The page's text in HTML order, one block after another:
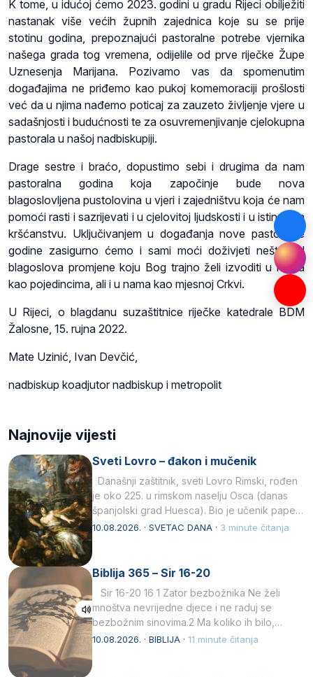
K tome, u idućoj ćemo 2023. godini u gradu Rijeci obilježiti
nastanak više većih župnih zajednica koje su se prije
stotinu godina, prepoznajući pastoralne potrebe vjernika
našega grada tog vremena, odijelile od prve riječke Župe
Uznesenja Marijana. Pozivamo vas da spomenutim
događajima ne priđemo kao pukoj komemoraciji prošlosti
već da u njima nađemo poticaj za zauzeto življenje vjere u
sadašnjosti i budućnosti te za osuvremenjivanje cjelokupna
pastorala u našoj nadbiskupiji.
Drage sestre i braćo, dopustimo sebi i drugima da nam
pastoralna godina koja započinje bude nova
blagoslovljena pustolovina u vjeri i zajedništvu koja će nam
pomoći rasti i sazrijevati i u cjelovitoj ljudskosti i u istinskom
kršćanstvu. Uključivanjem u događanja nove pastoralne
godine zasigurno ćemo i sami moći doživjeti nešto od
blagoslova promjene koju Bog trajno želi izvoditi u nama
kao pojedincima, ali i u nama kao mjesnoj Crkvi.
U Rijeci, o blagdanu suzaštitnice riječke katedrale BDM
Žalosne, 15. rujna 2022.
Mate Uzinić, Ivan Devčić,
nadbiskup koadjutor nadbiskup i metropolit
Najnovije vijesti
Sveti Lovro – đakon i mučenik
Današnji zaštitnik, sveti Lovro Rimski, rođen
je oko 225. u rimskom naselju Osca (danas
španjolski grad Huesca). Bio je učenik pape…
10.08.2026. · SVETAC DANA · 3 minute čitanja
Biblija 365 – Sir 16-20
Sir 16-20 16 1 Zator bezbožnika Ne želi
mnoštva nevrijedne djece i ne raduj se
bezbožnim sinovima.2 Ma koliko ih bilo,…
10.08.2026. · BIBLIJA · 11 minute čitanja